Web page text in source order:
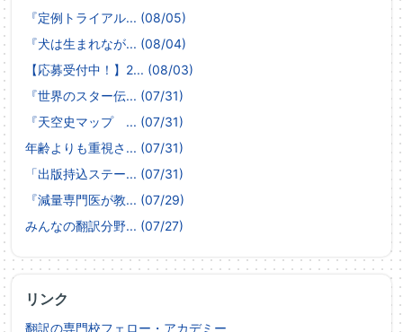
『定例トライアル... (08/05)
『犬は生まれなが... (08/04)
【応募受付中！】2... (08/03)
『世界のスター伝... (07/31)
『天空史マップ ... (07/31)
年齢よりも重視さ... (07/31)
「出版持込ステー... (07/31)
『減量専門医が教... (07/29)
みんなの翻訳分野... (07/27)
リンク
翻訳の専門校フェロー・アカデミー